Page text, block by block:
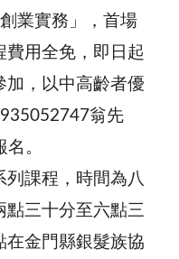
業實務」，首場
費用全免，即日起
加，以中高齡者優
翁先
。
列課程，時間為八
點三十分至六點三
在金門縣銀髮族協